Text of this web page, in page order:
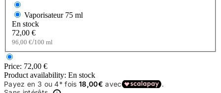
Vaporisateur 75 ml
En stock
72,00 €
96,00 €/100 ml
Price: 72,00 €
Product availability: En stock